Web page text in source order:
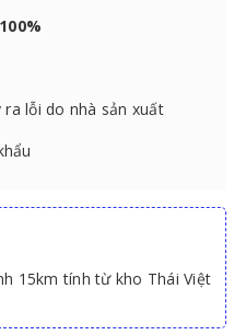
lỗi do nhà sản xuất
15km tính từ kho Thái Việt